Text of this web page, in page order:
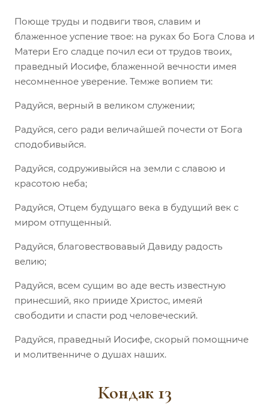
Поюще труды и подвиги твоя, славим и
блаженное успение твое: на руках бо Бога Слова и
Матери Его сладце почил еси от трудов твоих,
праведный Иосифе, блаженной вечности имея
несомненное уверение. Темже вопием ти:
Радуйся, верный в великом служении;
Радуйся, сего ради величайшей почести от Бога
сподобивыйся.
Радуйся, содруживыйся на земли с славою и
красотою неба;
Радуйся, Отцем будущаго века в будущий век с
миром отпущенный.
Радуйся, благовествовавый Давиду радость
велию;
Радуйся, всем сущим во аде весть известную
принесший, яко прииде Христос, имеяй
свободити и спасти род человеческий.
Радуйся, праведный Иосифе, скорый помощниче
и молитвенниче о душах наших.
Кондак 13